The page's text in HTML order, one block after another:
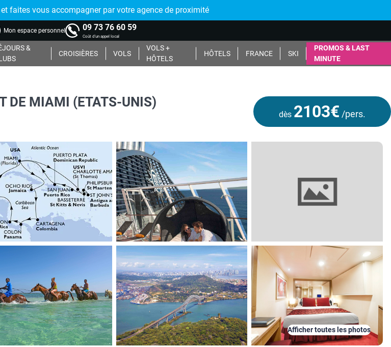
et faites vous accompagner par votre agence de proximité
Mon espace personnel 09 73 76 60 59
Coût d'un appel local
&
CROISIÈRES VOLS
VOLS +
HÔTELS
HÔTELS FRANCE SKI
PROMOS & LAST
MINUTE
dès 2103€ /pers.
DE MIAMI (ETATS-UNIS)
Afficher toutes les photos